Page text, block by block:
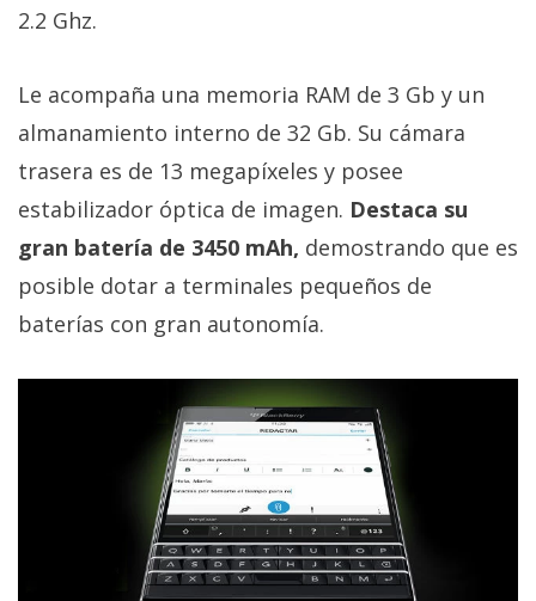
El medio de
comunicación
todas las
noticias sobre
tecnología,
móviles,
apps,
informática,
videojuegos,
comparativas,
tutoriales.
El Grupo
2.2 Ghz.
Le acompaña una memoria RAM de 3 Gb y un
almanamiento interno de 32 Gb. Su cámara
trasera es de 13 megapíxeles y posee
estabilizador óptica de imagen. Destaca su
gran batería de 3450 mAh, demostrando que es
posible dotar a terminales pequeños de
baterías con gran autonomía.